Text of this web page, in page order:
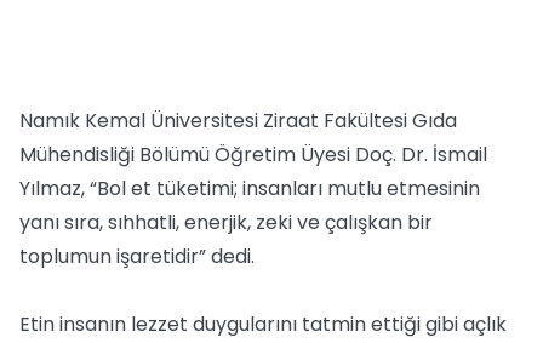
Namık Kemal Üniversitesi Ziraat Fakültesi Gıda
Mühendisliği Bölümü Öğretim Üyesi Doç. Dr. İsmail
Yılmaz, “Bol et tüketimi; insanları mutlu etmesinin
yanı sıra, sıhhatli, enerjik, zeki ve çalışkan bir
toplumun işaretidir” dedi.
Etin insanın lezzet duygularını tatmin ettiği gibi açlık